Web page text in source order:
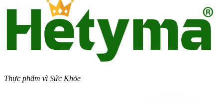
Thực phẩm vì Sức Khỏe